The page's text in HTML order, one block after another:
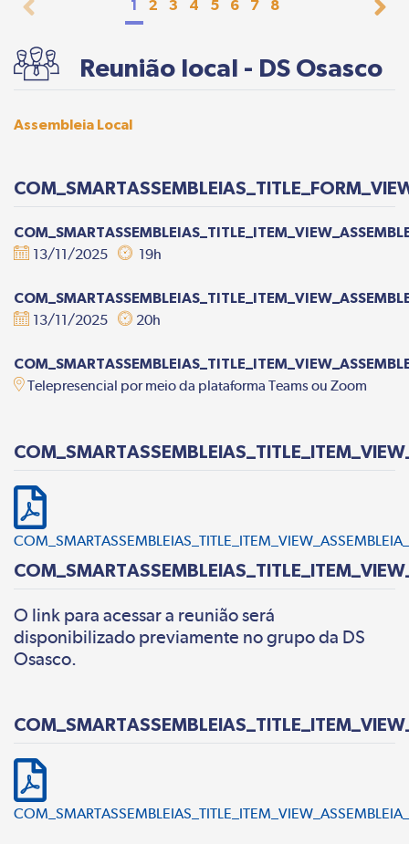
1 2 3 4 5 6 7 8
Reunião local - DS Osasco
Assembleia Local
13/11/2025
19h
13/11/2025
20h
Telepresencial por meio da plataforma Teams ou Zoom
O link para acessar a reunião será
disponibilizado previamente no grupo da DS
Osasco.